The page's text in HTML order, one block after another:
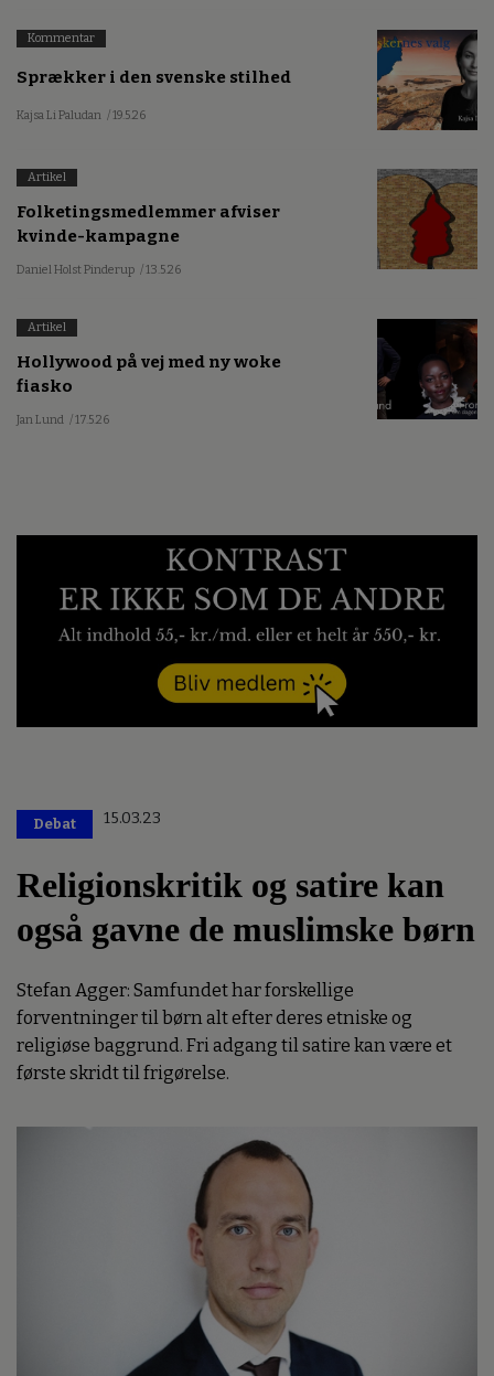
Kommentar
Sprækker i den svenske stilhed
Kajsa Li Paludan / 19.5.26
Artikel
Folketingsmedlemmer afviser
kvinde-kampagne
Daniel Holst Pinderup / 13.5.26
Artikel
Hollywood på vej med ny woke
fiasko
Jan Lund / 17.5.26
Debat 15.03.23
Religionskritik og satire kan
også gavne de muslimske børn
Stefan Agger: Samfundet har forskellige
forventninger til børn alt efter deres etniske og
religiøse baggrund. Fri adgang til satire kan være et
første skridt til frigørelse.